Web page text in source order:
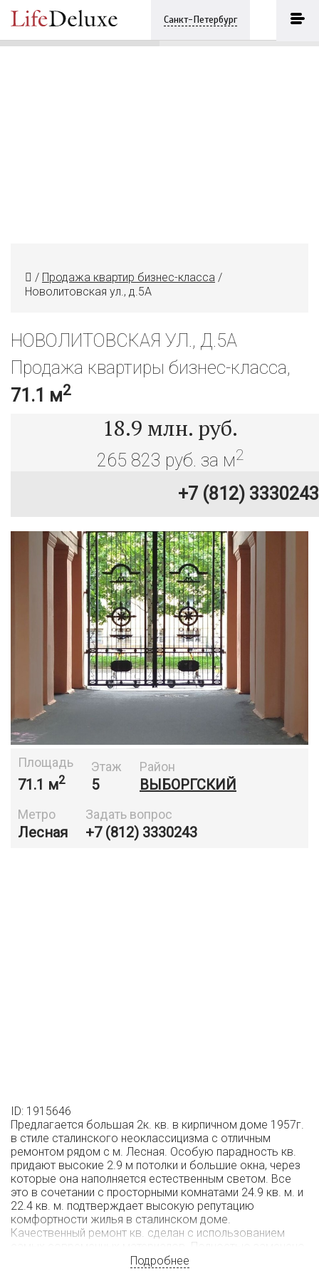
Санкт-Петербург
/ Продажа квартир бизнес-класса /
Новолитовская ул., д.5А
НОВОЛИТОВСКАЯ УЛ., Д.5А
Продажа квартиры бизнес-класса,
71.1 м2
18.9 млн. руб.
265 823 руб. за м2
+7 (812) 3330243
Площадь
71.1 м2
Этаж
5
Район
ВЫБОРГСКИЙ
Метро
Лесная
Задать вопрос
+7 (812) 3330243
ID: 1915646
Предлагается большая 2к. кв. в кирпичном доме 1957г.
в стиле сталинского неоклассицизма с отличным
ремонтом рядом с м. Лесная. Особую парадность кв.
придают высокие 2.9 м потолки и большие окна, через
которые она наполняется естественным светом. Все
это в сочетании с просторными комнатами 24.9 кв. м. и
22.4 кв. м. подтверждает высокую репутацию
комфортности жилья в сталинском доме.
Качественный ремонт кв. сделан с использованием
самых современных материалов. Полностью заменено
сантехническое и электрооборудование, установлена
Подробнее
Новолитовская ул., д.5А
+7 (812) 3330243 ПОЗВОНИТЬ